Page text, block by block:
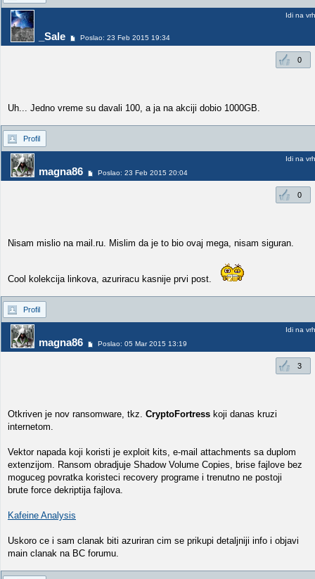
_Sale Poslao: 23 Feb 2015 19:34
Idi na vrh
0
Uh... Jedno vreme su davali 100, a ja na akciji dobio 1000GB.
Profil
magna86 Poslao: 23 Feb 2015 20:04
Idi na vrh
0
Nisam mislio na mail.ru. Mislim da je to bio ovaj mega, nisam siguran.
Cool kolekcija linkova, azuriracu kasnije prvi post.
Profil
magna86 Poslao: 05 Mar 2015 13:19
Idi na vrh
3
Otkriven je nov ransomware, tkz. CryptoFortress koji danas kruzi
internetom.
Vektor napada koji koristi je exploit kits, e-mail attachments sa duplom
extenzijom. Ransom obradjuje Shadow Volume Copies, brise fajlove bez
moguceg povratka koristeci recovery programe i trenutno ne postoji
brute force dekriptija fajlova.
Kafeine Analysis
Uskoro ce i sam clanak biti azuriran cim se prikupi detaljniji info i objavi
main clanak na BC forumu.